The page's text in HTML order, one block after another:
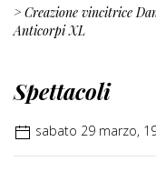
> Creazione vincitrice
Anticorpi XL
Spettacoli
sabato 29 marzo,